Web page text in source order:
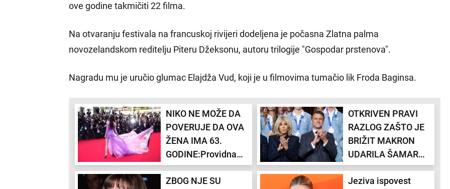
ove godine takmičiti 22 filma.
Na otvaranju festivala na francuskoj rivijeri dodeljena je počasna Zlatna palma
novozelandskom reditelju Piteru Džeksonu, autoru trilogije "Gospodar prstenova".
Nagradu mu je uručio glumac Elajdža Vud, koji je u filmovima tumačio lik Froda Baginsa.
NIKO NE MOŽE DA
POVERUJE DA OVA
ŽENA IMA 63.
GODINE:Providna
haljina Demi Mur na
kanskom festivalu
OTKRIVEN PRAVI
RAZLOG ZAŠTO JE
BRIŽIT MAKRON
UDARILA ŠAMAR
MUŽU: "Desilo se to
da je Brižit videla
ZBOG NJE SU
Jeziva ispovest